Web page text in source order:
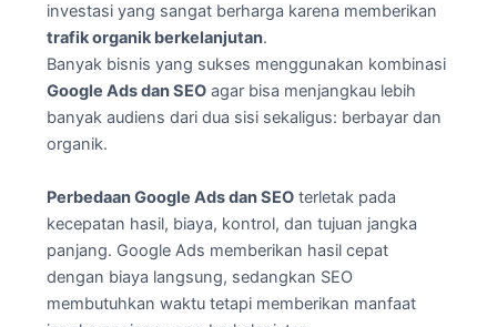
investasi yang sangat berharga karena memberikan
trafik organik berkelanjutan.
Banyak bisnis yang sukses menggunakan kombinasi
Google Ads dan SEO agar bisa menjangkau lebih
banyak audiens dari dua sisi sekaligus: berbayar dan
organik.
Perbedaan Google Ads dan SEO terletak pada
kecepatan hasil, biaya, kontrol, dan tujuan jangka
panjang. Google Ads memberikan hasil cepat
dengan biaya langsung, sedangkan SEO
membutuhkan waktu tetapi memberikan manfaat